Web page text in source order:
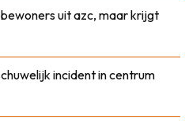
uit azc, maar krijgt
incident in centrum